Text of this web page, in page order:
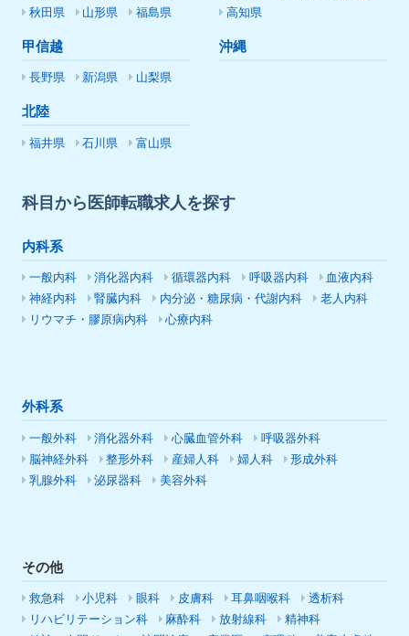
秋田県
山形県 福島県
甲信越
長野県 新潟県 山梨県
北陸
福井県 石川県 富山県
高知県
沖縄
科目から医師転職求人を探す
内科系
一般内科 消化器内科 循環器内科 呼吸器内科
血液内科
神経内科
腎臓内科 内分泌・糖尿病・代謝内科
老人内科
リウマチ・膠原病内科
心療内科
外科系
一般外科 消化器外科 心臓血管外科
呼吸器外科
脳神経外科
整形外科 産婦人科 婦人科
形成外科
乳腺外科
泌尿器科 美容外科
その他
救急科 小児科 眼科 皮膚科 耳鼻咽喉科
透析科
リハビリテーション科
麻酔科 放射線科
精神科